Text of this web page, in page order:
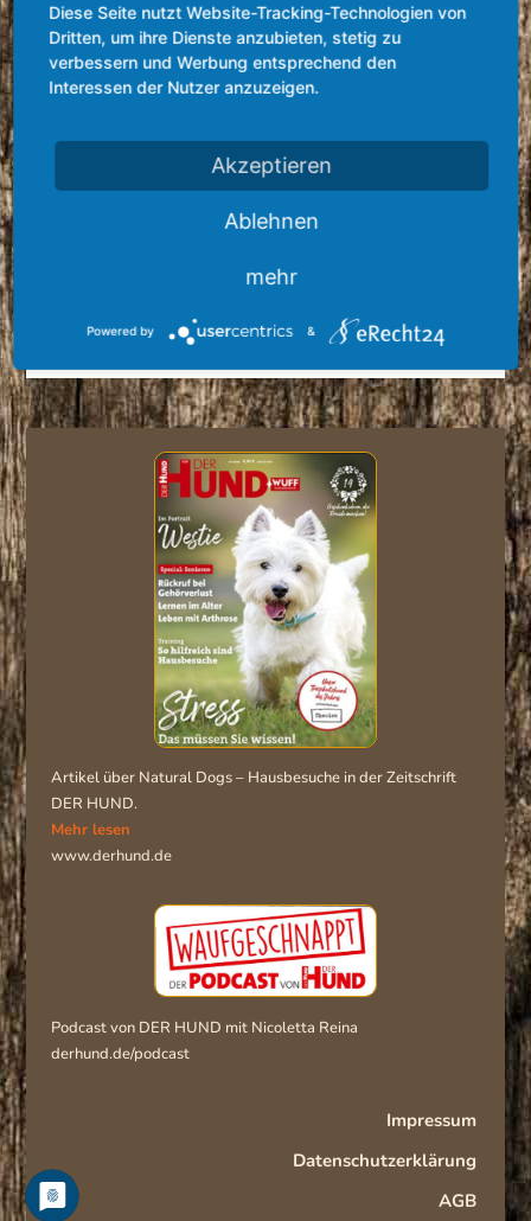
Artikel über Natural Dogs – Hausbesuche in der Zeitschrift
DER HUND.
Mehr lesen
www.derhund.de
Podcast von DER HUND mit Nicoletta Reina
derhund.de/podcast
Impressum
Datenschutzerklärung
AGB
Diese Seite nutzt Website-Tracking-Technologien von
Dritten, um ihre Dienste anzubieten, stetig zu
verbessern und Werbung entsprechend den
Interessen der Nutzer anzuzeigen.
Akzeptieren
Ablehnen
mehr
Powered by &